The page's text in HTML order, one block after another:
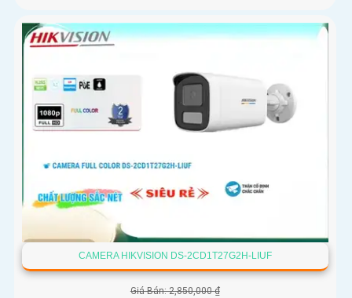
CAMERA HIKVISION DS-2CD1T27G2H-LIUF
Giá Bán: 2,850,000 ₫